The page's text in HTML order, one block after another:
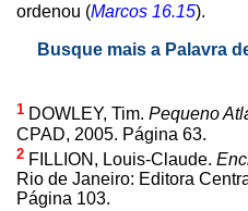
ordenou (Marcos 16.15).
Busque mais a Palavra
1 DOWLEY, Tim. Pequeno
CPAD, 2005. Página 63.
2 FILLION, Louis-Claude.
Rio de Janeiro: Editora
Página 103.